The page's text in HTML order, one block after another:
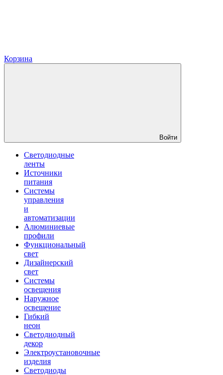
Корзина
Войти
Светодиодные
ленты
Источники
питания
Системы
управления
и
автоматизации
Алюминиевые
профили
Функциональный
свет
Дизайнерский
свет
Системы
освещения
Наружное
освещение
Гибкий
неон
Светодиодный
декор
Электроустановочные
изделия
Светодиоды